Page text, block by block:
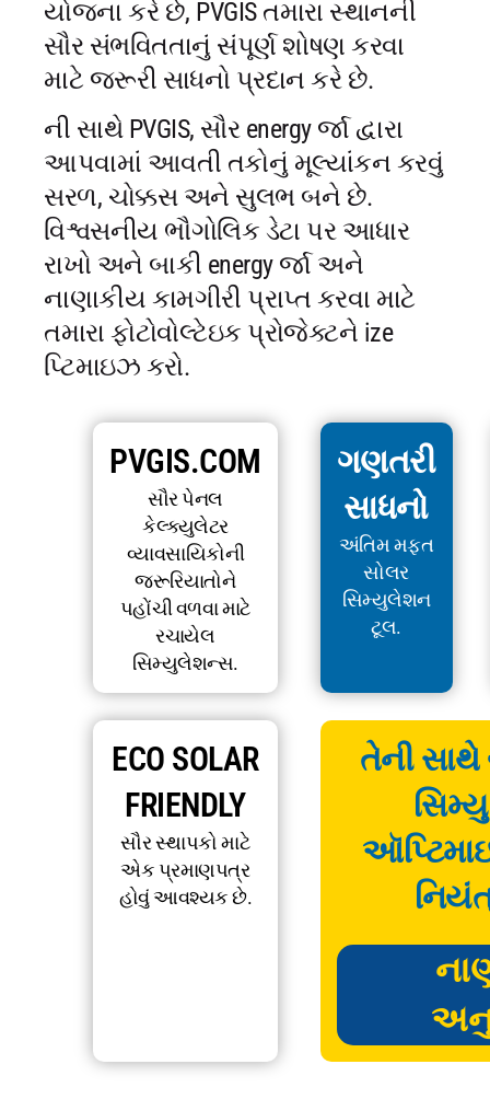
યોજના કરે છે, PVGIS તમારા સ્થાનની
સૌર સંભવિતતાનું સંપૂર્ણ શોષણ કરવા
માટે જરૂરી સાધનો પ્રદાન કરે છે.
ની સાથે PVGIS, સૌર energy ર્જા દ્વારા
આપવામાં આવતી તકોનું મૂલ્યાંકન કરવું
સરળ, ચોક્કસ અને સુલભ બને છે.
વિશ્વસનીય ભૌગોલિક ડેટા પર આધાર
રાખો અને બાકી energy ર્જા અને
નાણાકીય કામગીરી પ્રાપ્ત કરવા માટે
તમારા ફોટોવોલ્ટેઇક પ્રોજેક્ટને ize
પ્ટિમાઇઝ કરો.
PVGIS.COM
સૌર પેનલ
કેલ્ક્યુલેટર
વ્યાવસાયિકોની
જરૂરિયાતોને
પહોંચી વળવા માટે
રચાયેલ
સિમ્યુલેશન્સ.
ગણતરી
સાધનો
અંતિમ મફત
સોલર
સિમ્યુલેશન
ટૂલ.
ECO SOLAR
FRIENDLY
સૌર સ્થાપકો માટે
એક પ્રમાણપત્ર
હોવું આવશ્યક છે.
તેની સાથે